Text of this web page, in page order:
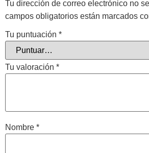
Tu dirección de correo electrónico no
campos obligatorios están marcados
Tu puntuación *
Tu valoración *
Nombre *